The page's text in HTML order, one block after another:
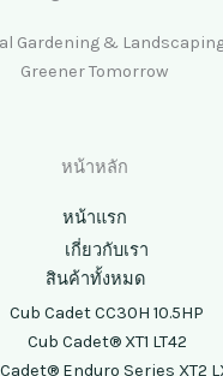
Gardening &
Greener Tomorrow
หน้าหลัก
หน้าแรก
เกี่ยวกับเรา
สินค้าทั้งหมด
Cub Cadet CC30H 10.5HP
Cub Cadet® XT1 LT42
Enduro Series XT2